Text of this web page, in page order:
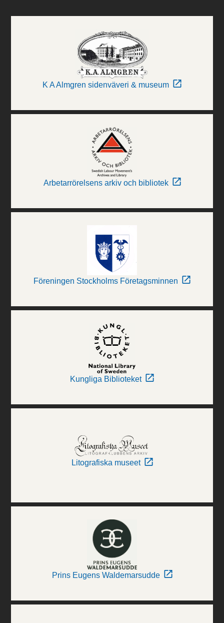
K A Almgren sidenväveri & museum
Arbetarrörelsens arkiv och bibliotek
Föreningen Stockholms Företagsminnen
Kungliga Biblioteket
Litografiska museet
Prins Eugens Waldemarsudde